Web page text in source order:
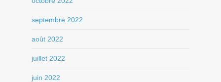
septembre 2022
août 2022
juillet 2022
juin 2022